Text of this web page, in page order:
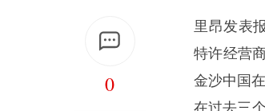
0
里昂发表
特许经营
金沙中国
在过去三